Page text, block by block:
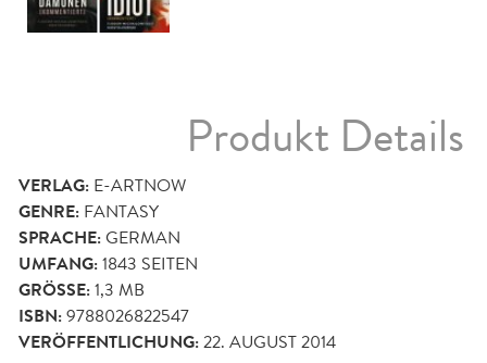
Produkt Details
VERLAG: E-ARTNOW
GENRE: FANTASY
SPRACHE:GERMAN
UMFANG:1843 SEITEN
GRÖSSE: 1,3 MB
ISBN:9788026822547
VERÖFFENTLICHUNG:22. AUGUST 2014